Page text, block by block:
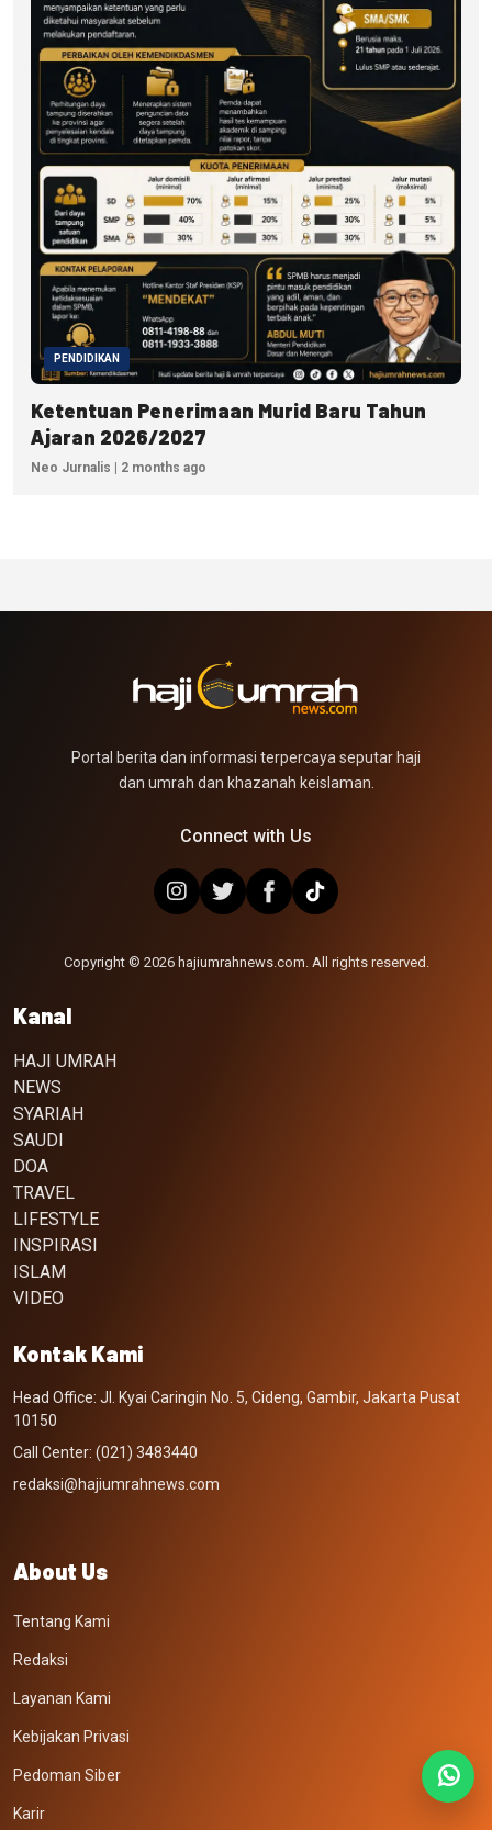
PENDIDIKAN
Ketentuan Penerimaan Murid Baru Tahun
Ajaran 2026/2027
Neo Jurnalis | 2 months ago
Portal berita dan informasi terpercaya seputar haji
dan umrah dan khazanah keislaman.
Connect with Us
Copyright © 2026 hajiumrahnews.com. All rights reserved.
Kanal
HAJI UMRAH
NEWS
SYARIAH
SAUDI
DOA
TRAVEL
LIFESTYLE
INSPIRASI
ISLAM
VIDEO
Kontak Kami
Head Office: Jl. Kyai Caringin No. 5, Cideng, Gambir, Jakarta Pusat
10150
Call Center: (021) 3483440
redaksi@hajiumrahnews.com
About Us
Tentang Kami
Redaksi
Layanan Kami
Kebijakan Privasi
Pedoman Siber
Karir